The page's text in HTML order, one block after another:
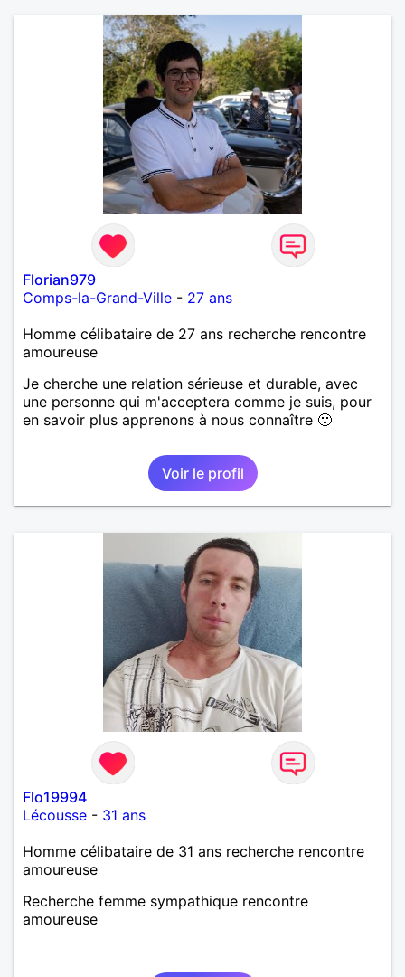
Florian979
Comps-la-Grand-Ville - 27 ans
Homme célibataire de 27 ans recherche rencontre
amoureuse
Je cherche une relation sérieuse et durable, avec
une personne qui m'acceptera comme je suis, pour
en savoir plus apprenons à nous connaître 🙂
Voir le profil
Flo19994
Lécousse - 31 ans
Homme célibataire de 31 ans recherche rencontre
amoureuse
Recherche femme sympathique rencontre
amoureuse